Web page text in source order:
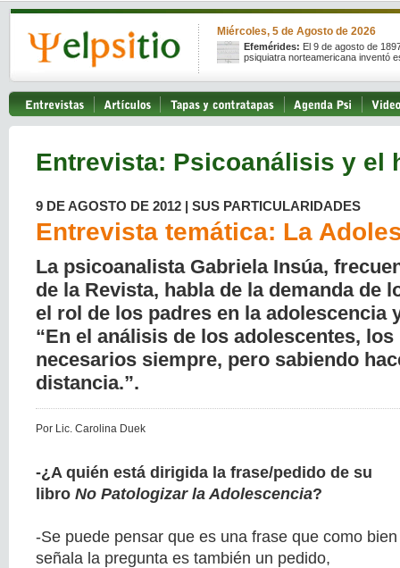
Miércoles, 5 de Agosto de 2026
Efemérides: El 9 de agosto de
psiquiatra norteamericana inventó
Entrevista: Psicoanálisis y el
9 DE AGOSTO DE 2012 | SUS PARTICULARIDADES
Entrevista temática: La
La psicoanalista Gabriela Insúa,
de la Revista, habla de la demanda de
el rol de los padres en la adolescencia
“En el análisis de los adolescentes,
necesarios siempre, pero sabiendo
distancia.”.
Por Lic. Carolina Duek
-¿A quién está dirigida la frase/pedido de su
libro No Patologizar la Adolescencia?
-Se puede pensar que es una frase que como bien
señala la pregunta es también un pedido,